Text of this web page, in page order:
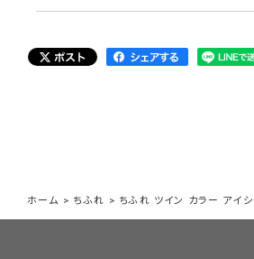
ホーム > ちふれ > ちふれ ツイン カラー アイシ